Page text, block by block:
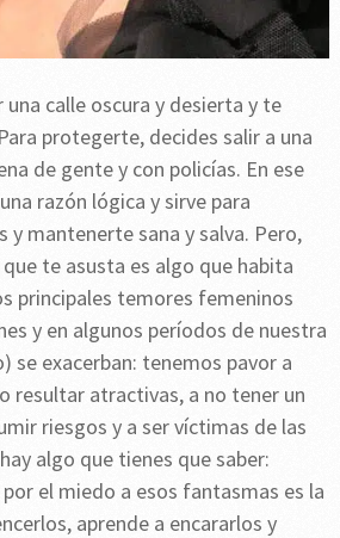
una calle oscura y desierta y te
protegerte, decides salir a una
de gente y con policías. En ese
razón lógica y sirve para
y mantenerte sana y salva. Pero,
que te asusta es algo que habita
principales temores femeninos
y en algunos períodos de nuestra
se exacerban: tenemos pavor a
resultar atractivas, a no tener un
riesgos y a ser víctimas de las
algo que tienes que saber:
el miedo a esos fantasmas es la
aprende a encararlos y